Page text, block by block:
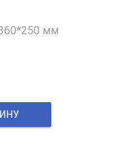
мм